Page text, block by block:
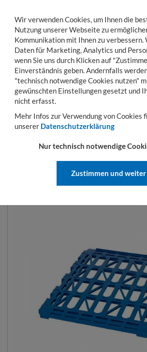
Toggle
navigation
MENÜ KONTO
Sie sind hier: Transportwagen Rollbehälter
FÜR ROLLBEHÄLTER
MM MIT 2
RÜCKWAND
Wir verwenden Cookies, um Ihnen die
Nutzung unserer Webseite zu
Kommunikation mit Ihnen zu
Daten für Marketing, Analytics und
wenn Sie uns durch Klicken auf
Einverständnis geben. Andernfalls
"technisch notwendige Cookies nutzen"
gewünschten Einstellungen gesetzt und
nicht erfasst.
Mehr Infos zur Verwendung von Cookies
unserer Datenschutzerklärung
Nur technisch notwendige
Zustimmen und weiter